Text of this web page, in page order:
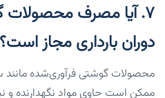
۷. آیا مصرف
دوران بارداری مجاز است؟
محصولات گوشتی فرآوری‌شده
ممکن است حاوی مواد نگهدارنده و